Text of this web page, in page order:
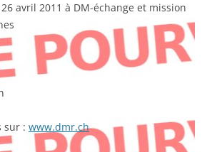
avril 2011 à DM-échange et mission
sur : www.dmr.ch